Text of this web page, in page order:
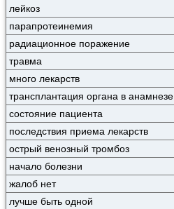
лейкоз
парапротеинемия
радиационное поражение
травма
много лекарств
трансплантация органа в анамнезе
состояние пациента
последствия приема лекарств
острый венозный тромбоз
начало болезни
жалоб нет
лучше быть одной